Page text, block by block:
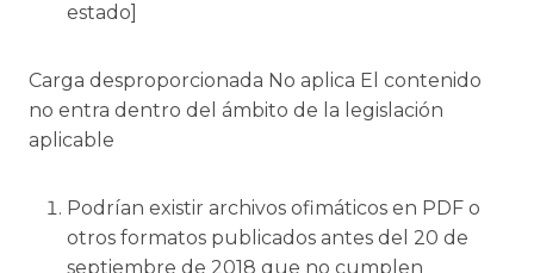
estado]
Carga desproporcionada No aplica El contenido
no entra dentro del ámbito de la legislación
aplicable
Podrían existir archivos ofimáticos en PDF o
otros formatos publicados antes del 20 de
septiembre de 2018 que no cumplen